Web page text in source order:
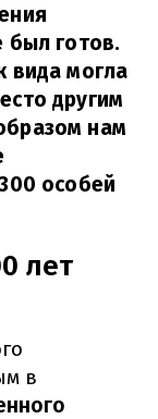
был готов.
вида могла
другим
нам
особей
лет
в